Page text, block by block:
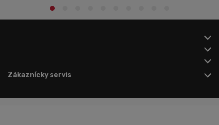
Zákaznícky servis